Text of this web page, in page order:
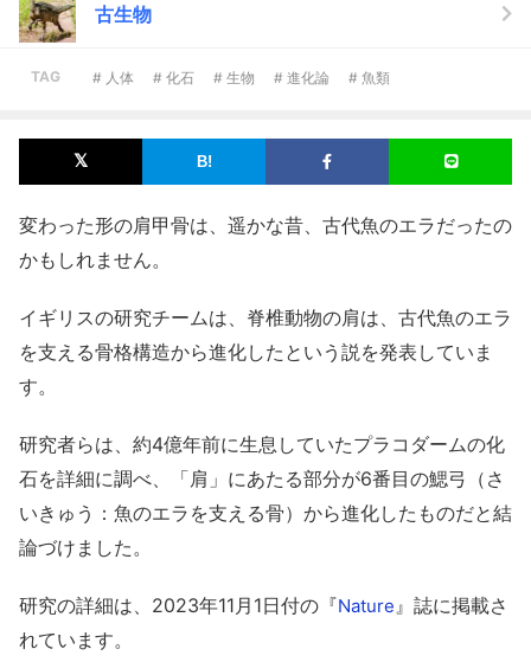
古生物
TAG # 人体 # 化石 # 生物 # 進化論 # 魚類
変わった形の肩甲骨は、遥かな昔、古代魚のエラだったの
かもしれません。
イギリスの研究チームは、脊椎動物の肩は、古代魚のエラ
を支える骨格構造から進化したという説を発表していま
す。
研究者らは、約4億年前に生息していたプラコダームの化
石を詳細に調べ、「肩」にあたる部分が6番目の鰓弓（さ
いきゅう：魚のエラを支える骨）から進化したものだと結
論づけました。
研究の詳細は、2023年11月1日付の『Nature』誌に掲載さ
れています。